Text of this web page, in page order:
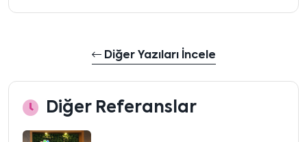
Diğer Yazıları İncele
Diğer Referanslar